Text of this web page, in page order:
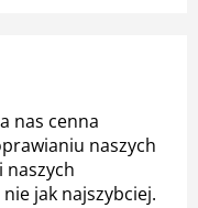
nas cenna
naszych
naszych
jak najszybciej.